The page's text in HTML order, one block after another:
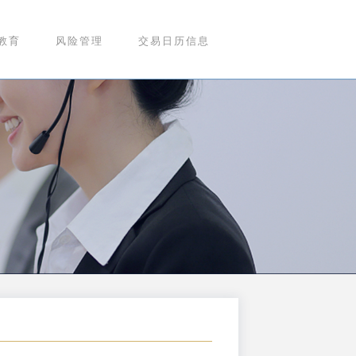
育 风险管理 交易日历信息